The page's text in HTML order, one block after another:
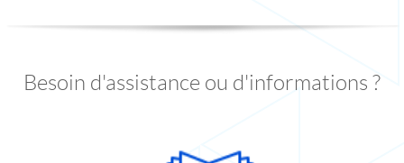
Besoin d'assistance ou d'informations ?